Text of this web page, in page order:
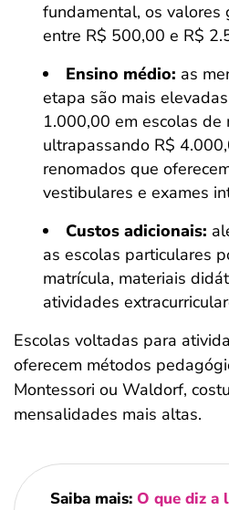
fundamental, os valores
entre R$ 500,00 e R$
Ensino médio: as
etapa são mais
1.000,00 em escolas de
ultrapassando R$
renomados que
vestibulares e exames
Custos adicionais:
as escolas particulares
matrícula, materiais
atividades
Escolas voltadas para
oferecem métodos
Montessori ou Waldorf,
mensalidades mais altas.
Saiba mais: O que diz a